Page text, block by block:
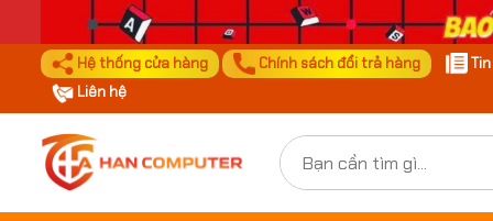
Hệ thống cửa hàng Chính sách đổi trả hàng
Liên hệ